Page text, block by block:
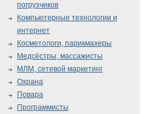
погрузчиков
Компьютерные технологии и
интернет
Косметологи, парикмахеры
Медсёстры, массажисты
МЛМ, сетевой маркетинг
Охрана
Повара
Программисты